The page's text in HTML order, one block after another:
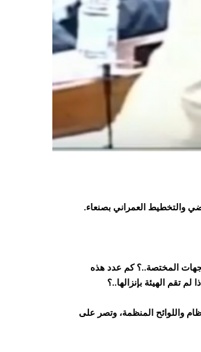
والتخطيط العمراني بصنعاء.
المختصة..؟ كم عدد هذه
تقم الهيئة بإنزالها..؟
واللوائح المنظمة، وتصر على